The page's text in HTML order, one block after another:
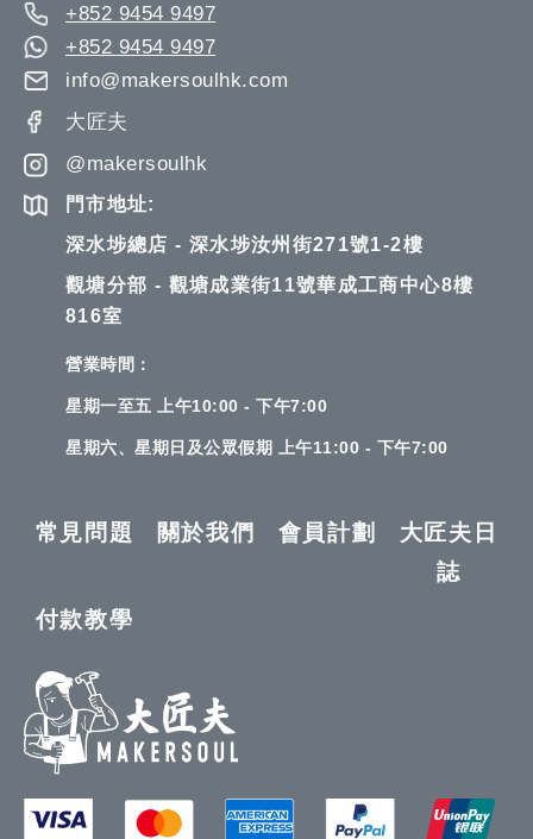
+852 9454 9497
+852 9454 9497
info@makersoulhk.com
大匠夫
@makersoulhk
門市地址:
深水埗總店 - 深水埗汝州街271號1-2樓
觀塘分部 - 觀塘成業街11號華成工商中心8樓
816室
營業時間：
星期一至五 上午10:00 - 下午7:00
星期六、星期日及公眾假期 上午11:00 - 下午7:00
常見問題 關於我們 會員計劃
大匠夫日
誌
付款教學